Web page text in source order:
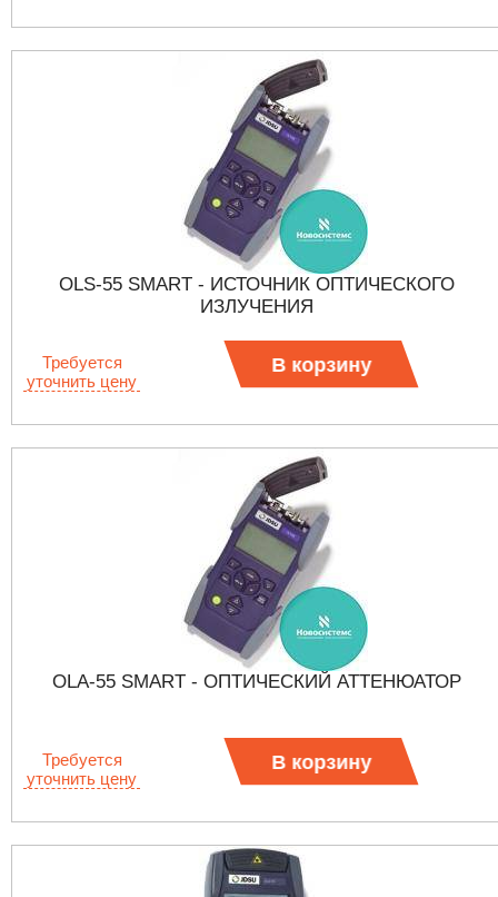
OLS-55 SMART - ИСТОЧНИК ОПТИЧЕСКОГО
ИЗЛУЧЕНИЯ
Требуется
уточнить цену
В корзину
OLA-55 SMART - ОПТИЧЕСКИЙ АТТЕНЮАТОР
Требуется
уточнить цену
В корзину